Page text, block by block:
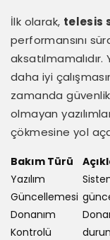
İlk olarak, telesis
performansını
aksatılmamalıdır.
daha iyi
zamanda güvenlik
olmayan
çökmesine yol
Bakım Türü
Yazılım
Güncellemesi
Donanım
Kontrolü